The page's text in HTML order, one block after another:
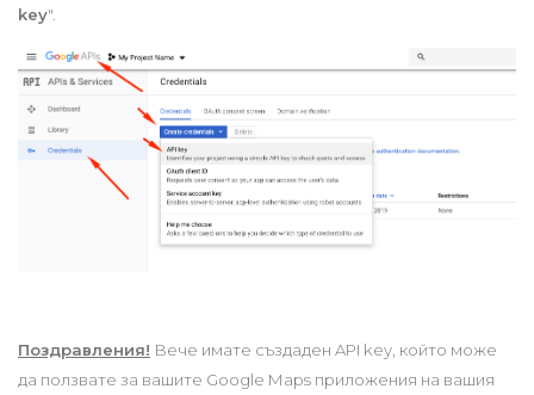
key".
Поздравления! Вече имате създаден API key, който може
да ползвате за вашите Google Maps приложения на вашия